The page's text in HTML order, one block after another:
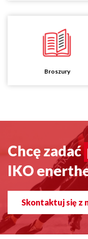
Broszury
Chcę zadać
IKO
Skontaktuj się z